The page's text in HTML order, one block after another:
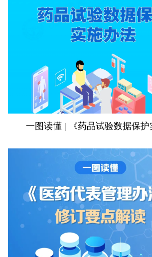
一图读懂 | 《药品试验数据保护